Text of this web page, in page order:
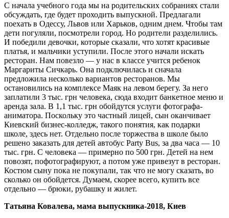
С начала учебного года мы на родительских собраниях стали
обсуждать, где будет проходить выпускной. Предлагали
поехать в Одессу, Львов или Харьков, одним днем. Чтобы там
дети погуляли, посмотрели город. Но родители разделились.
И победили девочки, которые сказали, что хотят красивые
платья, и мальчики уступили. После этого начали искать
ресторан. Нам повезло — у нас в классе учится ребенок
Маргариты Сичкарь. Она подключилась и сначала
предложила несколько вариантов ресторанов. Мы
остановились на комплексе Маяк на левом берегу. За него
заплатили 3 тыс. грн человека, сюда входит банкетное меню и
аренда зала. В 1,1 тыс. грн обойдутся услуги фотографа-
аниматора. Поскольку это частный лицей, сын оканчивает
Киевский бизнес-колледж, такого понятия, как подарки
школе, здесь нет. Отдельно после торжества в школе было
решено заказать для детей автобус Party Bus, за два часа — 10
тыс. грн. С человека — примерно по 500 грн. Детей на нем
повозят, пофотографируют, а потом уже привезут в ресторан.
Костюм сыну пока не покупали, так что не могу сказать, во
сколько он обойдется. Думаем, скорее всего, купить все
отдельно — брюки, рубашку и жилет.
Татьяна Ковалева, мама выпускника-2018, Киев